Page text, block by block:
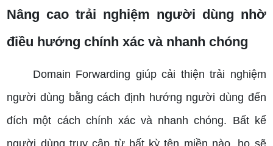
Nâng cao trải nghiệm người dùng nhờ
điều hướng chính xác và nhanh chóng
Domain Forwarding giúp cải thiện trải nghiệm
người dùng bằng cách định hướng người dùng đến
đích một cách chính xác và nhanh chóng. Bất kể
người dùng truy cập từ bất kỳ tên miền nào, họ sẽ